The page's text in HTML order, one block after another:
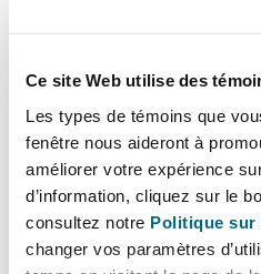
Ce site Web utilise des
Les types de témoins que
fenêtre nous aideront à
améliorer votre expérience
d’information, cliquez sur le
consultez notre Politique sur
changer vos paramètres
UK Real Estate Insights
The Renters’
Abolition of ‘no
result in more